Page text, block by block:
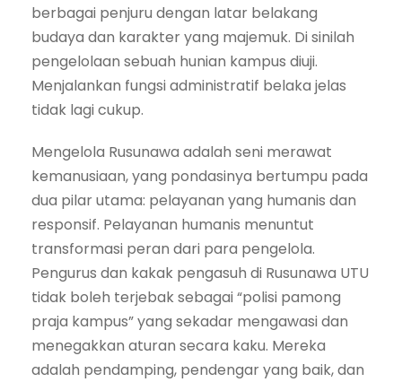
berbagai penjuru dengan latar belakang
budaya dan karakter yang majemuk. Di sinilah
pengelolaan sebuah hunian kampus diuji.
Menjalankan fungsi administratif belaka jelas
tidak lagi cukup.
Mengelola Rusunawa adalah seni merawat
kemanusiaan, yang pondasinya bertumpu pada
dua pilar utama: pelayanan yang humanis dan
responsif. Pelayanan humanis menuntut
transformasi peran dari para pengelola.
Pengurus dan kakak pengasuh di Rusunawa UTU
tidak boleh terjebak sebagai “polisi pamong
praja kampus” yang sekadar mengawasi dan
menegakkan aturan secara kaku. Mereka
adalah pendamping, pendengar yang baik, dan